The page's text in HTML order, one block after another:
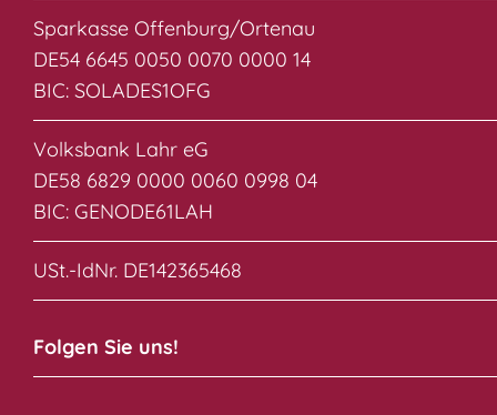
Sparkasse Offenburg/Ortenau
DE54 6645 0050 0070 0000 14
BIC: SOLADES1OFG
Volksbank Lahr eG
DE58 6829 0000 0060 0998 04
BIC: GENODE61LAH
USt.-IdNr. DE142365468
Folgen Sie uns!